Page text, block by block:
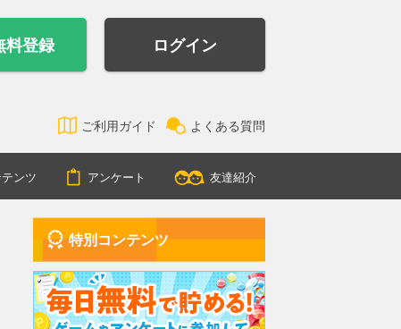
料登録 ログイン
ご利用ガイド よくある質問
ンツ アンケート 友達紹介
特別コンテンツ